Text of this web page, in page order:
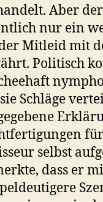
Aber
nur ein
Mitleid mit
Politisch
Schläge
selbst
dass er